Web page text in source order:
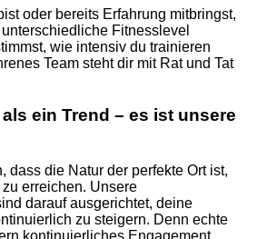
oder bereits Erfahrung mitbringst,
Fitnesslevel
wie intensiv du trainieren
Team steht dir mit Rat und Tat
ein Trend – es ist unsere
dass die Natur der perfekte Ort ist,
erreichen. Unsere
darauf ausgerichtet, deine
zu steigern. Denn echte
kontinuierliches Engagement.